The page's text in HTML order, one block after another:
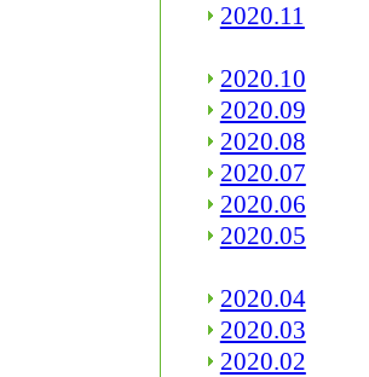
2020.11
2020.10
2020.09
2020.08
2020.07
2020.06
2020.05
2020.04
2020.03
2020.02